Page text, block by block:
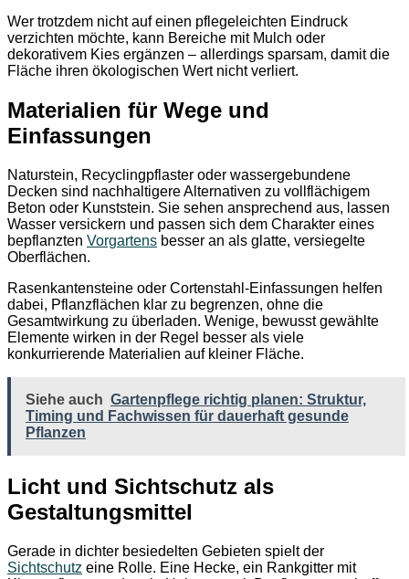
Wer trotzdem nicht auf einen pflegeleichten Eindruck
verzichten möchte, kann Bereiche mit Mulch oder
dekorativem Kies ergänzen – allerdings sparsam, damit die
Fläche ihren ökologischen Wert nicht verliert.
Materialien für Wege und
Einfassungen
Naturstein, Recyclingpflaster oder wassergebundene
Decken sind nachhaltigere Alternativen zu vollflächigem
Beton oder Kunststein. Sie sehen ansprechend aus, lassen
Wasser versickern und passen sich dem Charakter eines
bepflanzten Vorgartens besser an als glatte, versiegelte
Oberflächen.
Rasenkantensteine oder Cortenstahl-Einfassungen helfen
dabei, Pflanzflächen klar zu begrenzen, ohne die
Gesamtwirkung zu überladen. Wenige, bewusst gewählte
Elemente wirken in der Regel besser als viele
konkurrierende Materialien auf kleiner Fläche.
Siehe auch Gartenpflege richtig planen: Struktur,
Timing und Fachwissen für dauerhaft gesunde
Pflanzen
Licht und Sichtschutz als
Gestaltungsmittel
Gerade in dichter besiedelten Gebieten spielt der
Sichtschutz eine Rolle. Eine Hecke, ein Rankgitter mit